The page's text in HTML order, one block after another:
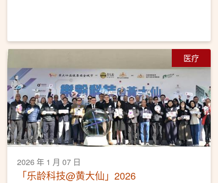
医疗
2026 年 1 月 07 日
「乐龄科技@黄大仙」2026